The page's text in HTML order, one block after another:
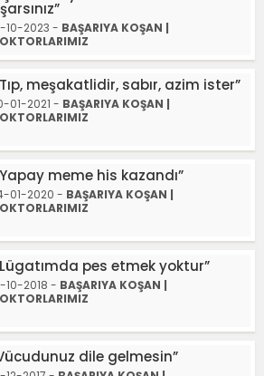
10-2023 - BAŞARIYA KOŞAN |
meşakatlidir, sabır, azim ister”
01-2021 - BAŞARIYA KOŞAN |
meme his kazandı”
01-2020 - BAŞARIYA KOŞAN |
pes etmek yoktur”
10-2018 - BAŞARIYA KOŞAN |
dile gelmesin”